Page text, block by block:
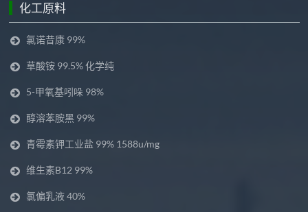
化工原料
氯诺昔康 99%
草酸铵 99.5% 化学纯
5-甲氧基吲哚 98%
醇溶苯胺黑 99%
青霉素钾工业盐 99% 1588u/mg
维生素B12 99%
氯偏乳液 40%